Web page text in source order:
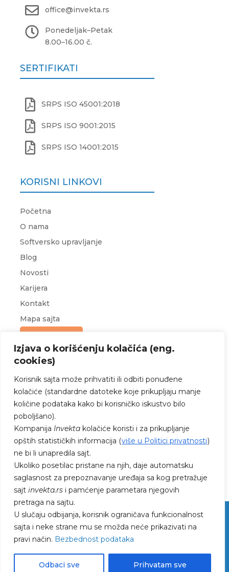
Izjava o korišćenju kolačića (eng.
cookies)
Korisnik sajta može prihvatiti ili odbiti ponuđene
kolačiće (standardne datoteke koje prikupljaju manje
količine podataka kako bi korisničko iskustvo bilo
poboljšano).
Kompanija Invekta kolačiće koristi i za prikupljanje
opštih statističkih informacija (više u Politici privatnosti)
ne bi li unapredila sajt.
Ukoliko posetilac pristane na njih, daje automatsku
saglasnost za prepoznavanje uređaja sa kog pretražuje
sajt invekta.rs i pamćenje parametara njegovih
pretraga na sajtu.
U slučaju odbijanja, korisnik ograničava funkcionalnost
sajta i neke strane mu se možda neće prikazivati na
pravi način. Bezbednost podataka
Odbaci sve Prihvatam sve
 office@invekta.rs
 Ponedeljak–Petak
8.00–16.00 č.
SERTIFIKATI
 SRPS ISO 45001:2018
 SRPS ISO 9001:2015
 SRPS ISO 14001:2015
KORISNI LINKOVI
Početna
O nama
Softversko upravljanje
Blog
Novosti
Karijera
Kontakt
Mapa sajta
Upit za ponudu
PRATITE NAS NA FEJSBUKU I
INSTAGRAMU
Politika privatnosti